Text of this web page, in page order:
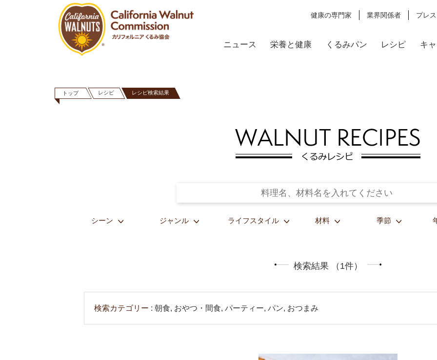
健康の専門家 業界関係者 プレス
ニュース 栄養と健康 くるみパン レシピ キ
トップ レシピ レシピ検索結果
シーン ジャンル ライフスタイル 材料 季節
検索結果 （1件）
検索カテゴリー 朝食, おやつ・間食, パーティー, パン, おつまみ